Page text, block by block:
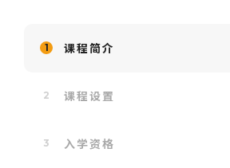
课程简介
课程设置
入学资格